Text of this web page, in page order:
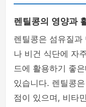
렌틸콩의 영양과
렌틸콩은 섬유질
나 비건 식단에 자
드에 활용하기 좋
있습니다. 렌틸콩
점이 있으며, 비타